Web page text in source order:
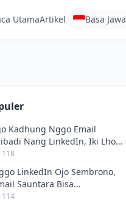
UtamaArtikel Basa Jawa
Kadhung Nggo Email
Nang LinkedIn, Iki Lho
Ngamanne Diri!
118
LinkedIn Ojo Sembrono,
Sauntara Bisa
Awakmu!
114